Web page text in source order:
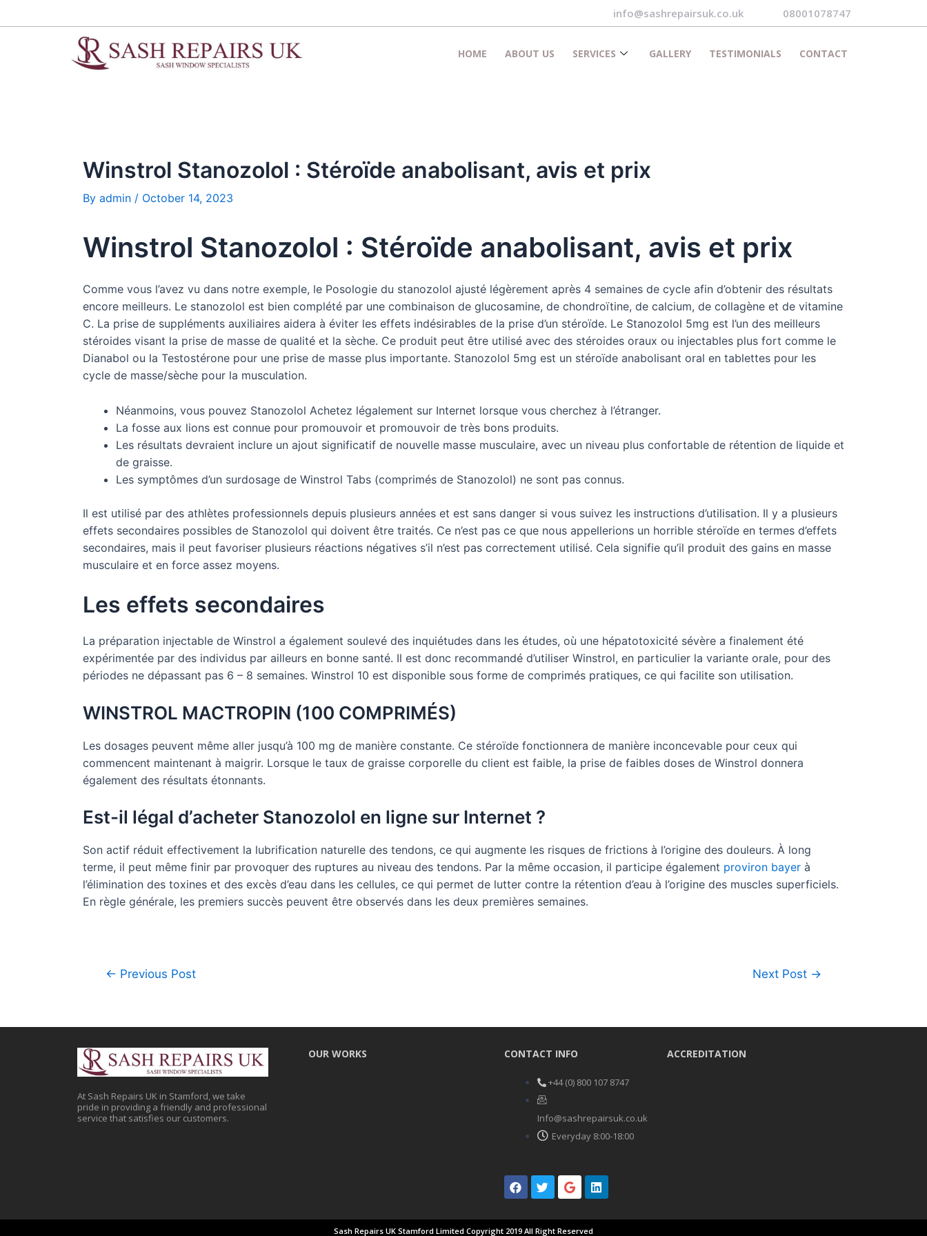
to
info@sashrepairsuk.co.uk 08001078747
HOME ABOUT US SERVICES GALLERY TESTIMONIALS CONTACT
Winstrol Stanozolol : Stéroïde anabolisant, avis et prix
By admin / October 14, 2023
Winstrol Stanozolol : Stéroïde anabolisant, avis et prix
Comme vous l’avez vu dans notre exemple, le Posologie du stanozolol ajusté légèrement après 4 semaines de cycle afin d’obtenir des résultats
encore meilleurs. Le stanozolol est bien complété par une combinaison de glucosamine, de chondroïtine, de calcium, de collagène et de vitamine
C. La prise de suppléments auxiliaires aidera à éviter les effets indésirables de la prise d’un stéroïde. Le Stanozolol 5mg est l’un des meilleurs
stéroides visant la prise de masse de qualité et la sèche. Ce produit peut être utilisé avec des stéroides oraux ou injectables plus fort comme le
Dianabol ou la Testostérone pour une prise de masse plus importante. Stanozolol 5mg est un stéroïde anabolisant oral en tablettes pour les
cycle de masse/sèche pour la musculation.
Néanmoins, vous pouvez Stanozolol Achetez légalement sur Internet lorsque vous cherchez à l’étranger.
La fosse aux lions est connue pour promouvoir et promouvoir de très bons produits.
Les résultats devraient inclure un ajout significatif de nouvelle masse musculaire, avec un niveau plus confortable de rétention de liquide et
de graisse.
Les symptômes d’un surdosage de Winstrol Tabs (comprimés de Stanozolol) ne sont pas connus.
Il est utilisé par des athlètes professionnels depuis plusieurs années et est sans danger si vous suivez les instructions d’utilisation. Il y a plusieurs
effets secondaires possibles de Stanozolol qui doivent être traités. Ce n’est pas ce que nous appellerions un horrible stéroïde en termes d’effets
secondaires, mais il peut favoriser plusieurs réactions négatives s’il n’est pas correctement utilisé. Cela signifie qu’il produit des gains en masse
musculaire et en force assez moyens.
Les effets secondaires
La préparation injectable de Winstrol a également soulevé des inquiétudes dans les études, où une hépatotoxicité sévère a finalement été
expérimentée par des individus par ailleurs en bonne santé. Il est donc recommandé d’utiliser Winstrol, en particulier la variante orale, pour des
périodes ne dépassant pas 6 – 8 semaines. Winstrol 10 est disponible sous forme de comprimés pratiques, ce qui facilite son utilisation.
WINSTROL MACTROPIN (100 COMPRIMÉS)
Les dosages peuvent même aller jusqu’à 100 mg de manière constante. Ce stéroïde fonctionnera de manière inconcevable pour ceux qui
commencent maintenant à maigrir. Lorsque le taux de graisse corporelle du client est faible, la prise de faibles doses de Winstrol donnera
également des résultats étonnants.
Est-il légal d’acheter Stanozolol en ligne sur Internet ?
Son actif réduit effectivement la lubrification naturelle des tendons, ce qui augmente les risques de frictions à l’origine des douleurs. À long
terme, il peut même finir par provoquer des ruptures au niveau des tendons. Par la même occasion, il participe également proviron bayer à
l’élimination des toxines et des excès d’eau dans les cellules, ce qui permet de lutter contre la rétention d’eau à l’origine des muscles superficiels.
En règle générale, les premiers succès peuvent être observés dans les deux premières semaines.
navigation
← Previous Post Next Post →
At Sash Repairs UK in Stamford, we take
pride in providing a friendly and professional
service that satisfies our customers.
OUR WORKS CONTACT INFO
+44 (0) 800 107 8747
Info@sashrepairsuk.co.uk
Everyday 8:00-18:00
F
a
b
T
w
t
G
o
l
L
i
ACCREDITATION
Sash Repairs UK Stamford Limited Copyright 2019 All Right Reserved